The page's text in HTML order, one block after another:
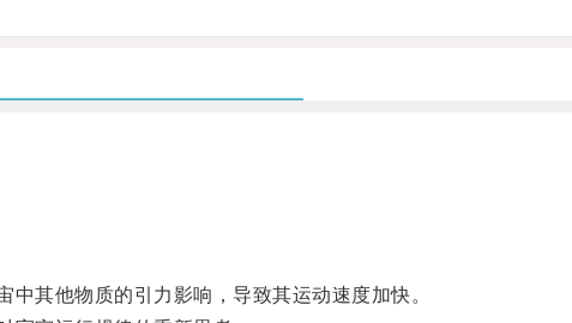
其他物质的引力影响，导致其运动速度加快。